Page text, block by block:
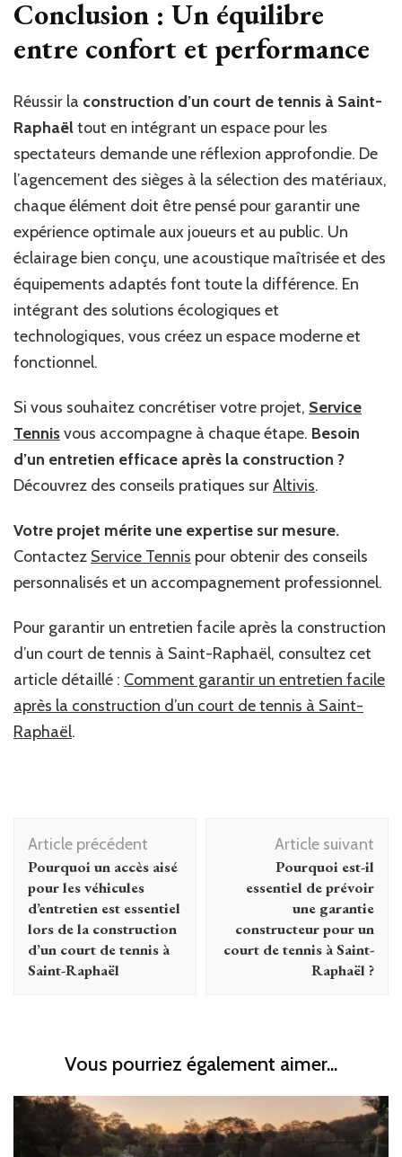
Conclusion : Un équilibre
entre confort et performance
Réussir la construction d’un court de tennis à Saint-
Raphaëltout en intégrant un espace pour les
spectateurs demande une réflexion approfondie. De
l’agencement des sièges à la sélection des matériaux,
chaque élément doit être pensé pour garantir une
expérience optimale aux joueurs et au public. Un
éclairage bien conçu, une acoustique maîtrisée et des
équipements adaptés font toute la différence. En
intégrant des solutions écologiques et
technologiques, vous créez un espace moderne et
fonctionnel.
Si vous souhaitez concrétiser votre projet, Service
Tennisvous accompagne à chaque étape. Besoin
d’un entretien efficace après la construction ?
Découvrez des conseils pratiques surAltivis.
Votre projet mérite une expertise sur mesure.
Contactez Service Tennis pour obtenir des conseils
personnalisés et un accompagnement professionnel.
Pour garantir un entretien facile après la construction
d’un court de tennis à Saint-Raphaël, consultez cet
article détaillé : Comment garantir un entretien facile
après la construction d’un court de tennis à Saint-
Raphaël.
Navigation
d'article
Article précédent
Pourquoi un accès aisé
pour les véhicules
d’entretien est essentiel
lors de la construction
d’un court de tennis à
Saint-Raphaël
Article suivant
Pourquoi est-il
essentiel de prévoir
une garantie
constructeur pour un
court de tennis à Saint-
Raphaël ?
Vous pourriez également aimer...